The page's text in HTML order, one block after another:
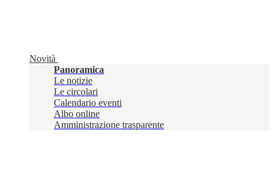
Novità
Panoramica
Le notizie
Le circolari
Calendario eventi
Albo online
Amministrazione trasparente